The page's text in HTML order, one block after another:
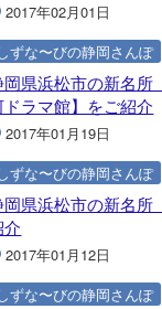
2017年02月01日
ずな〜びの静岡さんぽ
岡県浜松市の新名所
ドラマ館】をご紹介
2017年01月19日
ずな〜びの静岡さんぽ
岡県浜松市の新名所
介
2017年01月12日
ずな〜びの静岡さんぽ